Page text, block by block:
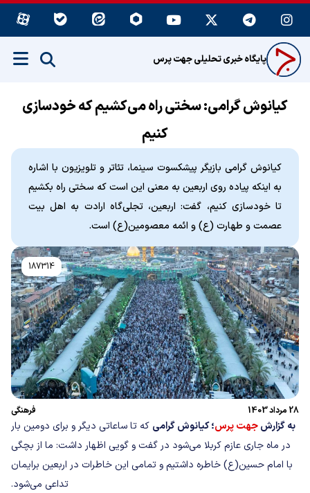
پایگاه خبری تحلیلی جهت پرس
کیانوش گرامی: سختی راه می‌کشیم که خودسازی
کنیم
کیانوش گرامی بازیگر پیشکسوت سینما، تئاتر و تلویزیون با اشاره
به اینکه پیاده روی اربعین به معنی این است که سختی راه بکشیم
تا خودسازی کنیم، گفت: اربعین، تجلی‌گاه ارادت به اهل بیت
عصمت و طهارت (ع) و ائمه معصومین(ع) است.
187314
28 مرداد 1403 فرهنگی
به گزارشجهت پرس؛ کیانوش گرامی که تا ساعاتی دیگر و برای دومین بار
در ماه جاری عازم کربلا می‎‌شود در گفت و گویی اظهار داشت: ما از بچگی
با امام حسین(ع) خاطره داشتیم و تمامی این خاطرات در اربعین برایمان
تداعی می‌شود.